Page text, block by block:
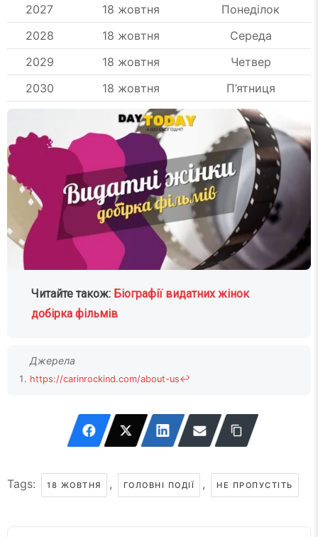
2027
18 жовтня
Понеділок
2028
18 жовтня
Середа
2029
18 жовтня
Четвер
2030
18 жовтня П’ятниця
Читайте також: Біографії видатних жінок
добірка фільмів
https://carinrockind.com/about-us↩
Tags: 18 ЖОВТНЯ , ГОЛОВНІ ПОДІЇ , НЕ ПРОПУСТІТЬ